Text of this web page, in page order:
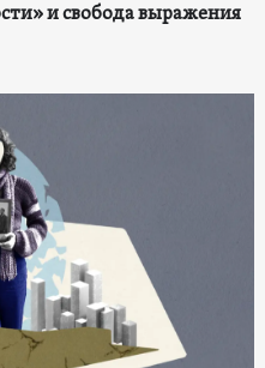
и свобода выражения